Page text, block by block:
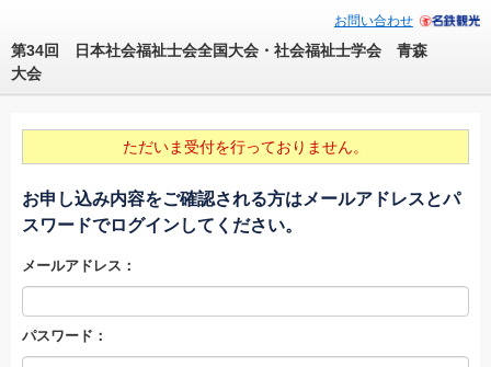
お問い合わせ
第34回 日本社会福祉士会全国大会・社会福祉士学会 青森
大会
ただいま受付を行っておりません。
お申し込み内容をご確認される方はメールアドレスとパ
スワードでログインしてください。
メールアドレス：
パスワード：